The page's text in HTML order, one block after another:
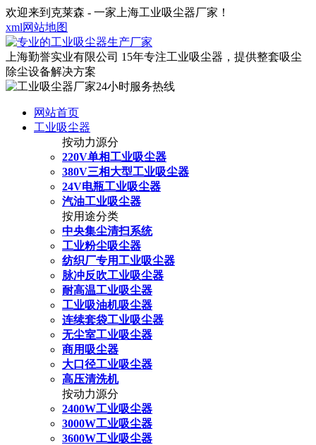
欢迎来到克莱森 - 一家上海工业吸尘器厂家！
xml网站地图
上海勤誉实业有限公司 15年专注工业吸尘器，提供整套吸尘
除尘设备解决方案
网站首页
工业吸尘器
按动力源分
220V单相工业吸尘器
380V三相大型工业吸尘器
24V电瓶工业吸尘器
汽油工业吸尘器
按用途分类
中央集尘清扫系统
工业粉尘吸尘器
纺织厂专用工业吸尘器
脉冲反吹工业吸尘器
耐高温工业吸尘器
工业吸油机吸尘器
连续套袋工业吸尘器
无尘室工业吸尘器
商用吸尘器
大口径工业吸尘器
高压清洗机
按动力源分
2400W工业吸尘器
3000W工业吸尘器
3600W工业吸尘器